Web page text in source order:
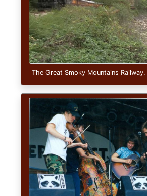
The Great Smoky Mountains Railway.